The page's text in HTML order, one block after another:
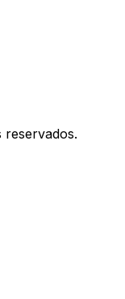
reservados.